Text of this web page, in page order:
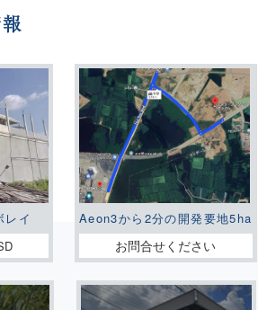
イ
Aeon3から2分の開発要地5ha
お問合せください